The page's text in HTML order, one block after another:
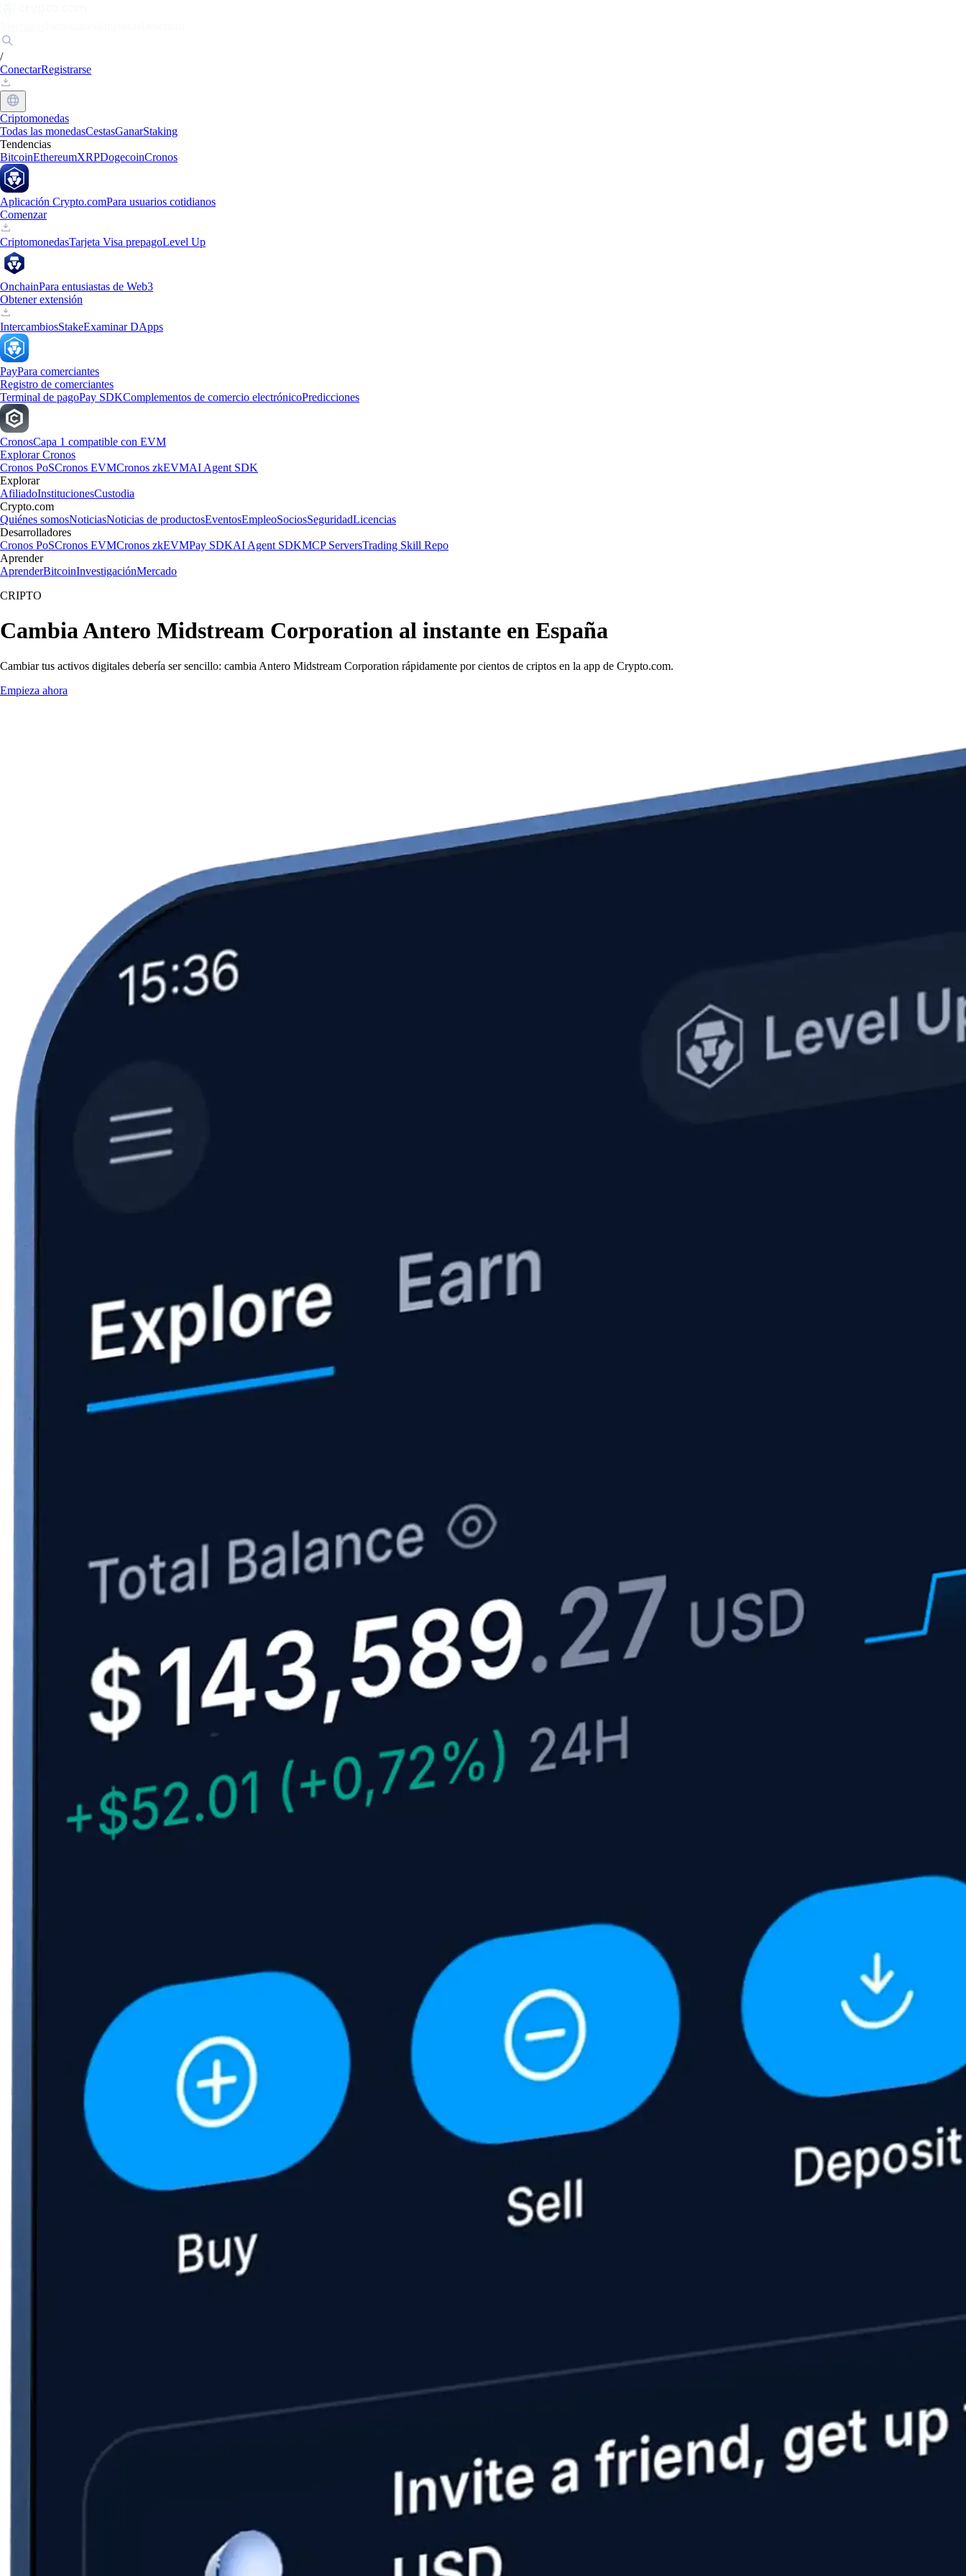
/
ConectarRegistrarse
Criptomonedas
Todas las monedasCestasGanarStaking
Tendencias
BitcoinEthereumXRPDogecoinCronos
Aplicación Crypto.comPara usuarios cotidianos
Comenzar
CriptomonedasTarjeta Visa prepagoLevel Up
OnchainPara entusiastas de Web3
Obtener extensión
IntercambiosStakeExaminar DApps
PayPara comerciantes
Registro de comerciantes
Terminal de pagoPay SDKComplementos de comercio electrónicoPredicciones
CronosCapa 1 compatible con EVM
Explorar Cronos
Cronos PoSCronos EVMCronos zkEVMAI Agent SDK
Explorar
AfiliadoInstitucionesCustodia
Crypto.com
Quiénes somosNoticiasNoticias de productosEventosEmpleoSociosSeguridadLicencias
Desarrolladores
Cronos PoSCronos EVMCronos zkEVMPay SDKAI Agent SDKMCP ServersTrading Skill Repo
Aprender
AprenderBitcoinInvestigaciónMercado
CRIPTO
Cambia Antero Midstream Corporation al instante en España
Cambiar tus activos digitales debería ser sencillo: cambia Antero Midstream Corporation rápidamente por cientos de criptos en la app de Crypto.com.
Empieza ahora